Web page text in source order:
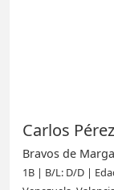
Carlos
Bravos de
1B | B/L: D/D |